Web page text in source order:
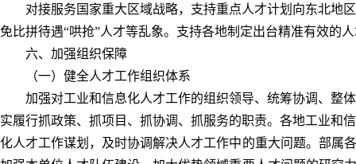
对接服务国家重大区域战略，支持重点人才计划向东北地
免比拼待遇“哄抢”人才等乱象。支持各地制定出台精准有效的
六、加强组织保障
（一）健全人才工作组织体系
加强对工业和信息化人才工作的组织领导、统筹协调、整
实履行抓政策、抓项目、抓协调、抓服务的职责。各地工业和
化人才工作谋划，及时协调解决人才工作中的重大问题。部属